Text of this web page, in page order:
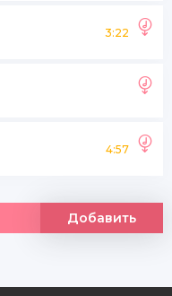
3:22
4:57
Добавить